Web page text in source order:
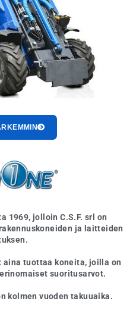
1969, jolloin C.S.F. srl on
ja laitteiden
tuottaa koneita, joilla on
suoritusarvot.
kolmen vuoden takuuaika.